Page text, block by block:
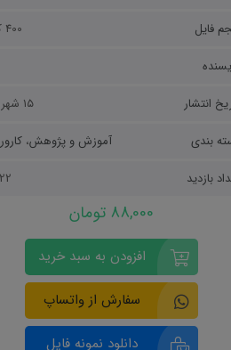
دفاعی دهم
هویت اجتماعی
فایل
400 کیلوبایت
انتشار
۱۵ شهریور ۱۴۰۴
بندی
آموزش و پژوهش،کارورزی
بازدید
322
88,000 تومان
افزودن به سبد خرید
سفارش از واتساپ
دانلود نمونه فایل